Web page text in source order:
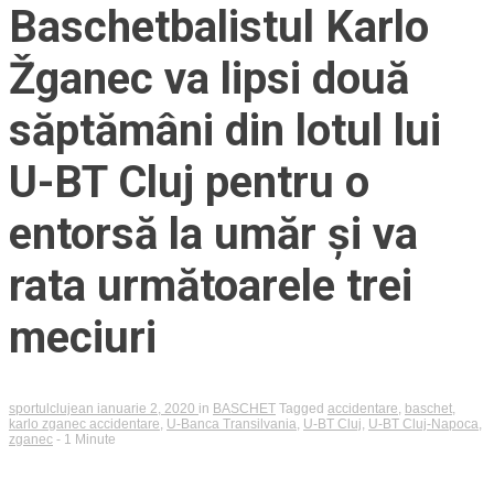
Baschetbalistul Karlo
Žganec va lipsi două
săptămâni din lotul lui
U-BT Cluj pentru o
entorsă la umăr și va
rata următoarele trei
meciuri
sportulclujean ianuarie 2, 2020 in BASCHET Tagged accidentare baschet
karlo zganec accidentare U-Banca Transilvania U-BT Cluj U-BT Cluj-Napoca
zganec - 1 Minute